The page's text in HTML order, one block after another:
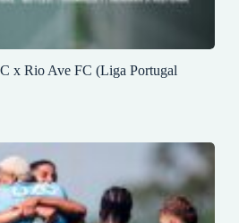
x Rio Ave FC (Liga Portugal